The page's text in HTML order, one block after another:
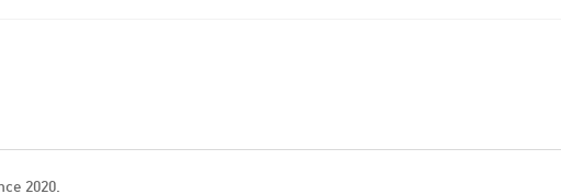
2020.